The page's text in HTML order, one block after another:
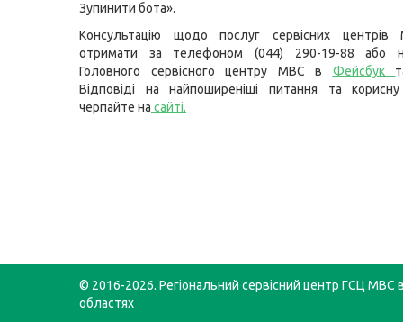
Зупинити бота».
Консультацію щодо послуг сервісних
отримати за телефоном (044) 290-19-88 або
Головного сервісного центру МВС в Фейсбук
Відповіді на найпоширеніші питання та
черпайте на сайті.
© 2016-2026. Регіональний сервісний центр ГСЦ МВС
областях